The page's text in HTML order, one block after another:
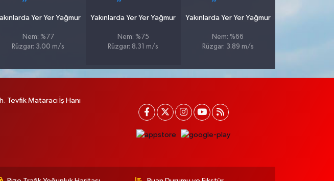
Yer Yer Yağmur
Nem: %77
Rüzgar: 3.00 m/s
Yakınlarda Yer Yer Yağmur
Nem: %75
Rüzgar: 8.31 m/s
Yakınlarda Yer Yer Yağmur
Nem: %66
Rüzgar: 3.89 m/s
Tevfik Mataracı İş Hanı